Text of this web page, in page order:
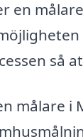
en
så
målare i